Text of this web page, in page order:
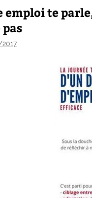
emploi te
pas